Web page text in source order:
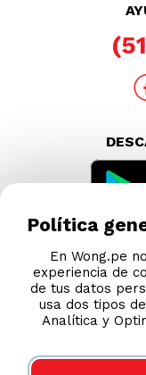
Política
En Wong.pe
experiencia de
de tus datos
usa dos tipos
Analítica y